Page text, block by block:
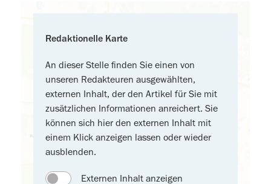
Redaktionelle Karte
An dieser Stelle finden Sie einen von
unseren Redakteuren ausgewählten,
externen Inhalt, der den Artikel für Sie mit
zusätzlichen Informationen anreichert. Sie
können sich hier den externen Inhalt mit
einem Klick anzeigen lassen oder wieder
ausblenden.
Externen Inhalt anzeigen